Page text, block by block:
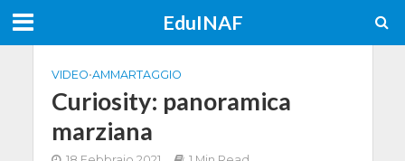
EduINAF
VIDEO•AMMARTAGGIO
Curiosity: panoramica
marziana